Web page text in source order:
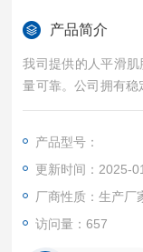
产品简介
我司提供的人平滑
量可靠。公司拥有稳
验结果，是您值得
产品型号：
更新时间：2025-
厂商性质：生产厂
访问量：657